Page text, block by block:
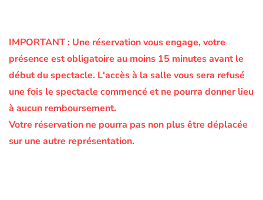
IMPORTANT : Une réservation vous engage, votre
présence est obligatoire au moins 15 minutes avant le
début du spectacle. L'accès à la salle vous sera refusé
une fois le spectacle commencé et ne pourra donner lieu
à aucun remboursement.
Votre réservation ne pourra pas non plus être déplacée
sur une autre représentation.